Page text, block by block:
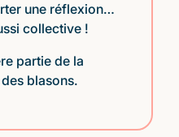
une réflexion…
collective !
partie de la
blasons.